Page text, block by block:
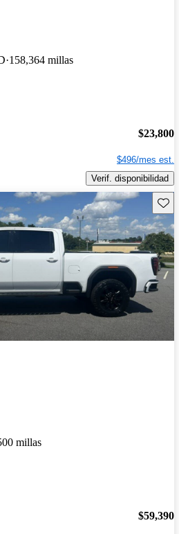
158,364 millas
$23,800
$496/mes est.
Verif. disponibilidad
millas
$59,390